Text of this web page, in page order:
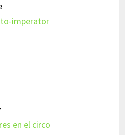
imperator
en el circo